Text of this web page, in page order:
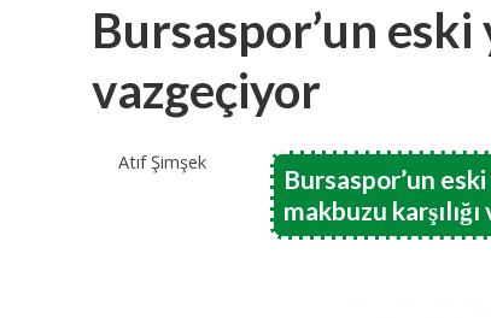
Bursaspor’un
vazgeçiyor
Atıf Şimşek
Bursaspor’un
makbuzu